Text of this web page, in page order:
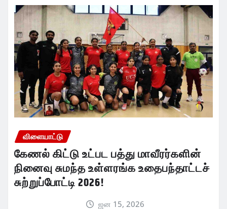
விளையாட்டு
கேணல் கிட்டு உட்பட பத்து மாவீரர்களின்
நினைவு சுமந்த உள்ளரங்க உதைபந்தாட்டச்
சுற்றுப்போட்டி 2026!
ஜன 15, 2026